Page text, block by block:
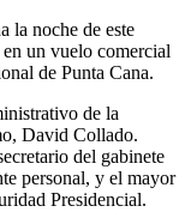
la noche de este
un vuelo comercial
de Punta Cana.
de la
David Collado.
del gabinete
personal, y el mayor
Presidencial.